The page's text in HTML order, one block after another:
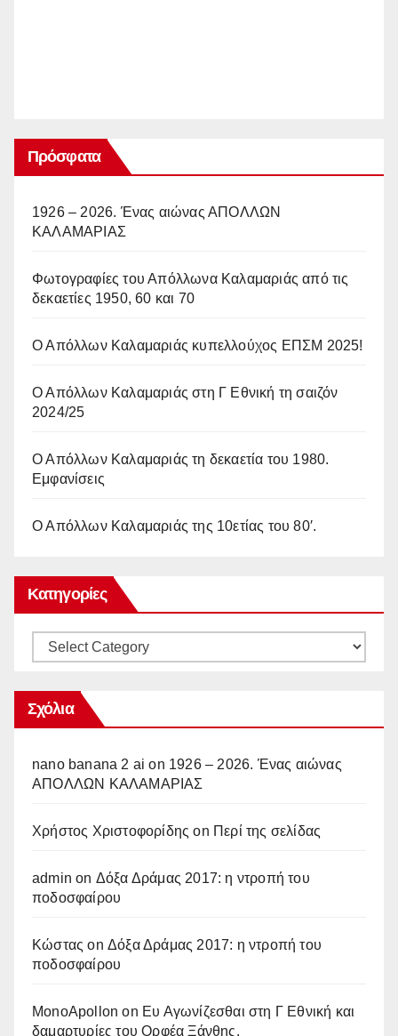
Πρόσφατα
1926 – 2026. Ένας αιώνας ΑΠΟΛΛΩΝ
ΚΑΛΑΜΑΡΙΑΣ
Φωτογραφίες του Απόλλωνα Καλαμαριάς από τις
δεκαετίες 1950, 60 και 70
Ο Απόλλων Καλαμαριάς κυπελλούχος ΕΠΣΜ 2025!
Ο Απόλλων Καλαμαριάς στη Γ Εθνική τη σαιζόν
2024/25
Ο Απόλλων Καλαμαριάς τη δεκαετία του 1980.
Εμφανίσεις
Ο Απόλλων Καλαμαριάς της 10ετίας του 80′.
Κατηγορίες
Κατηγορίες
Σχόλια
nano banana 2 ai on 1926 – 2026. Ένας αιώνας
ΑΠΟΛΛΩΝ ΚΑΛΑΜΑΡΙΑΣ
Χρήστος Χριστοφορίδης on Περί της σελίδας
admin on Δόξα Δράμας 2017: η ντροπή του
ποδοσφαίρου
Κώστας onΔόξα Δράμας 2017: η ντροπή του
ποδοσφαίρου
MonoApollon on Ευ Αγωνίζεσθαι στη Γ Εθνική και
δαμαρτυρίες του Ορφέα Ξάνθης.